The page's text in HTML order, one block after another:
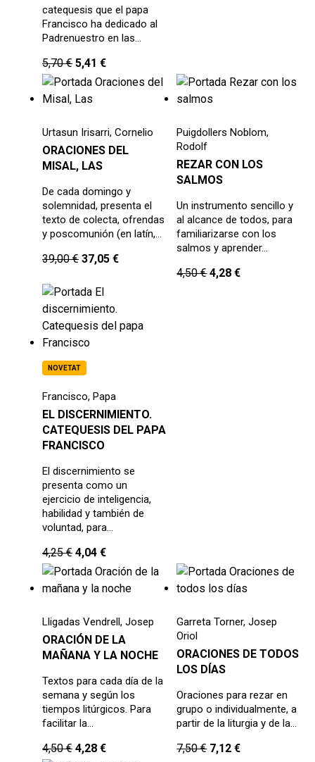
catequesis que el papa
Francisco ha dedicado al
Padrenuestro en las…
5,70€ 5,41 €
Urtasun Irisarri, Cornelio
ORACIONES DEL
MISAL, LAS
De cada domingo y
solemnidad, presenta el
texto de colecta, ofrendas
y poscomunión (en latín,…
39,00€ 37,05 €
Puigdollers Noblom,
Rodolf
REZAR CON LOS
SALMOS
Un instrumento sencillo y
al alcance de todos, para
familiarizarse con los
salmos y aprender…
4,50€ 4,28€
NOVETAT
Francisco, Papa
EL DISCERNIMIENTO.
CATEQUESIS DEL PAPA
FRANCISCO
El discernimiento se
presenta como un
ejercicio de inteligencia,
habilidad y también de
voluntad, para…
4,25€ 4,04 €
Lligadas Vendrell, Josep
ORACIÓN DE LA
MAÑANA Y LA NOCHE
Textos para cada día de la
semana y según los
tiempos litúrgicos. Para
facilitar la…
4,50€ 4,28 €
Garreta Torner, Josep
Oriol
ORACIONES DE TODOS
LOS DÍAS
Oraciones para rezar en
grupo o individualmente, a
partir de la liturgia y de la…
7,50€ 7,12€